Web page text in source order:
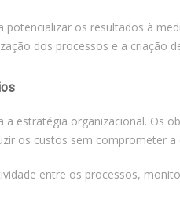
os resultados à
dos processos e a criação
a estratégia organizacional. Os
os custos sem comprometer a
entre os processos,